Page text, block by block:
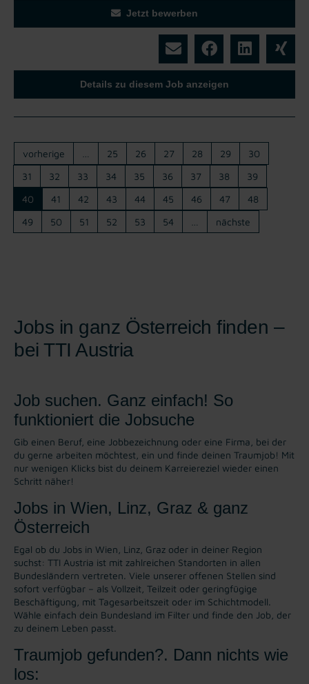
Jetzt bewerben
Details zu diesem Job anzeigen
vorherige 25 26 27 28 29
30
31
32 33 34 35 36 37 38
39
40
41 42 43 44 45 46 47
48
49
50 51 52 53 54 nächste
Jobs in ganz Österreich finden –
bei TTI Austria
Job suchen. Ganz einfach! So
funktioniert die Jobsuche
Gib einen Beruf, eine Jobbezeichnung oder eine Firma, bei der
du gerne arbeiten möchtest, ein und finde deinen Traumjob! Mit
nur wenigen Klicks bist du deinem Karreiereziel wieder einen
Schritt näher!
Jobs in Wien, Linz, Graz & ganz
Österreich
Egal ob du Jobs in Wien, Linz, Graz oder in deiner Region
suchst: TTI Austria ist mit zahlreichen Standorten in allen
Bundesländern vertreten. Viele unserer offenen Stellen sind
sofort verfügbar – als Vollzeit, Teilzeit oder geringfügige
Beschäftigung, mit Tagesarbeitszeit oder im Schichtmodell.
Wähle einfach dein Bundesland im Filter und finde den Job, der
zu deinem Leben passt.
Traumjob gefunden?. Dann nichts wie
los: